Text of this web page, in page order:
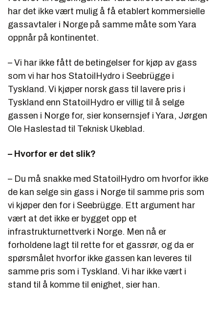
har det ikke vært mulig å få etablert kommersielle
gassavtaler i Norge på samme måte som Yara
oppnår på kontinentet.
– Vi har ikke fått de betingelser for kjøp av gass
som vi har hos StatoilHydro i Seebrügge i
Tyskland. Vi kjøper norsk gass til lavere pris i
Tyskland enn StatoilHydro er villig til å selge
gassen i Norge for, sier konsernsjef i Yara, Jørgen
Ole Haslestad til Teknisk Ukeblad.
– Hvorfor er det slik?
– Du må snakke med StatoilHydro om hvorfor ikke
de kan selge sin gass i Norge til samme pris som
vi kjøper den for i Seebrügge. Ett argument har
vært at det ikke er bygget opp et
infrastrukturnettverk i Norge. Men nå er
forholdene lagt til rette for et gassrør, og da er
spørsmålet hvorfor ikke gassen kan leveres til
samme pris som i Tyskland. Vi har ikke vært i
stand til å komme til enighet, sier han.